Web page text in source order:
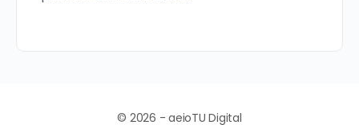
© 2026 - aeioTU Digital